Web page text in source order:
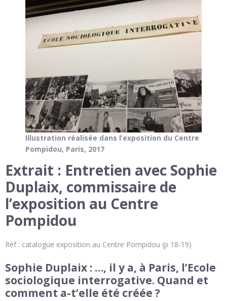
Illustration réalisée dans l’exposition du Centre
Pompidou, Paris, 2017
Extrait : Entretien avec Sophie
Duplaix, commissaire de
l’exposition au Centre
Pompidou
Réf : catalogue exposition au Centre Pompidou (p 18-19)
Sophie Duplaix : …, il y a, à Paris, l’Ecole
sociologique interrogative. Quand et
comment a-t’elle été créée ?